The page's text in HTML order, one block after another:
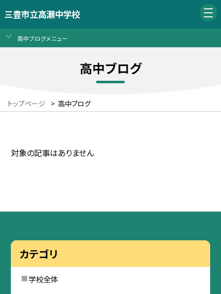
三豊市立高瀬中学校
高中ブログメニュー
高中ブログ
トップページ > 高中ブログ
対象の記事はありません
カテゴリ
学校全体